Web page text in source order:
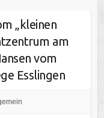
„kleinen
am
vom
Esslingen